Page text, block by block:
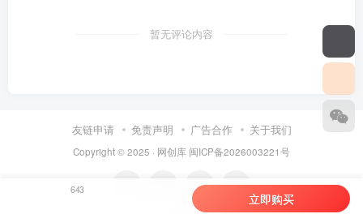
暂无评论内容
友链申请 免责声明 广告合作 关于我们
Copyright © 2025 · 网创库 闽ICP备2026003221号
643
立即购买